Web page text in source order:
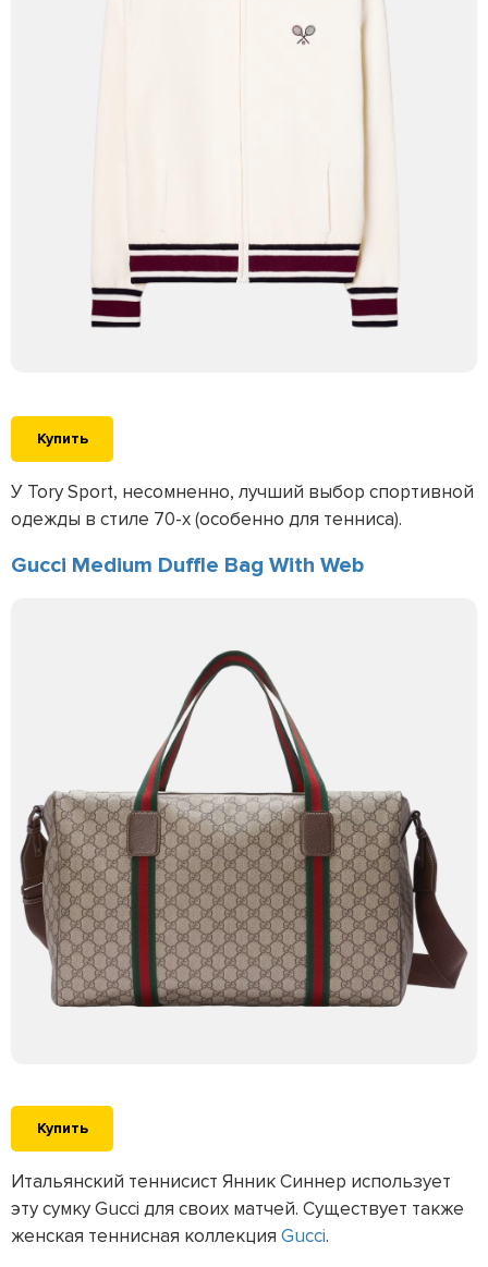
Купить
У Tory Sport, несомненно, лучший выбор спортивной
одежды в стиле 70-х (особенно для тенниса).
Gucci Medium Duffle Bag With Web
Купить
Итальянский теннисист Янник Синнер использует
эту сумку Gucci для своих матчей. Существует также
женская теннисная коллекция Gucci.